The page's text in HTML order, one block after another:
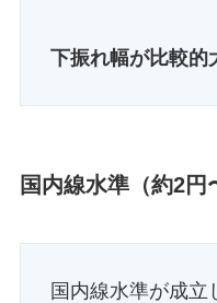
下振れ幅が比較的
国内線水準（約2
国内線水準が成立